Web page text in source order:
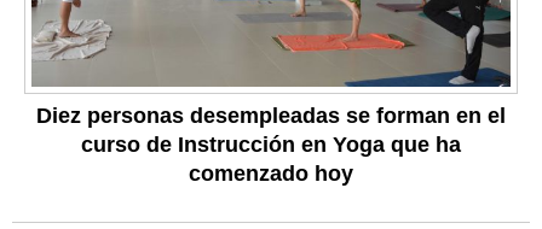
Diez personas desempleadas se forman en el
curso de Instrucción en Yoga que ha
comenzado hoy